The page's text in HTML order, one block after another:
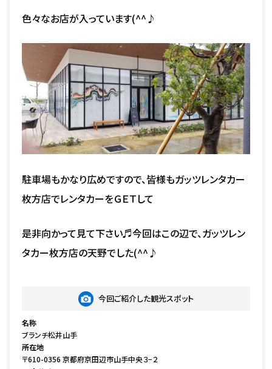
色々なお店が入っています(^^♪
駐車場もかなり広めですので、皆様もガッツレンタカー
枚方店でレンタカーをＧＥＴして
是非向かって見て下さい♬今回はこの辺で、ガッツレン
タカー枚方店の天野でした(^^♪
今回ご紹介した観光スポット
名称
ブランチ松井山手
所在地
〒610-0356 京都府京田辺市山手中央３−２